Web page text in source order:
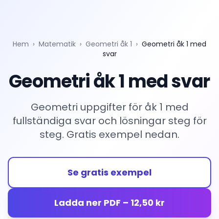
Hem › Matematik › Geometri åk 1 › Geometri åk 1 med
svar
Geometri åk 1 med svar
Geometri uppgifter för åk 1 med
fullständiga svar och lösningar steg för
steg. Gratis exempel nedan.
Se gratis exempel
Ladda ner PDF – 12,50 kr